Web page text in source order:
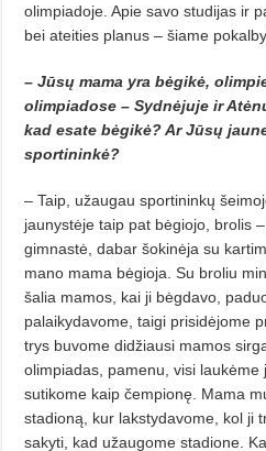
olimpiadoje. Apie savo studijas ir
bei ateities planus – šiame
– Jūsų mama yra bėgikė,
olimpiadose – Sydnėjuje ir
kad esate bėgikė? Ar Jūsų
sportininkė?
– Taip, užaugau sportininkų
jaunystėje taip pat bėgiojo, brolis
gimnastė, dabar šokinėja su
mano mama bėgioja. Su broliu
šalia mamos, kai ji bėgdavo,
palaikydavome, taigi prisidėjome
trys buvome didžiausi mamos
olimpiadas, pamenu, visi laukėme
sutikome kaip čempionę. Mama
stadioną, kur lakstydavome, kol ji
sakyti, kad užaugome stadione.